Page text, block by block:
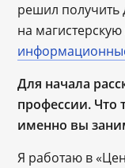
решил получить
на
Для начала
профессии. Что
именно вы
Я работаю в